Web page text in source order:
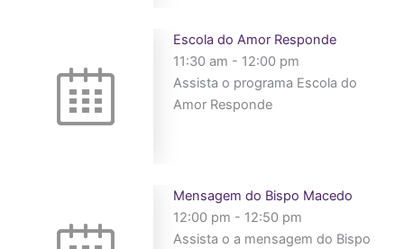
Escola do Amor Responde
11:30 am - 12:00 pm
Assista o programa Escola do
Amor Responde
Mensagem do Bispo Macedo
12:00 pm - 12:50 pm
Assista o a mensagem do Bispo